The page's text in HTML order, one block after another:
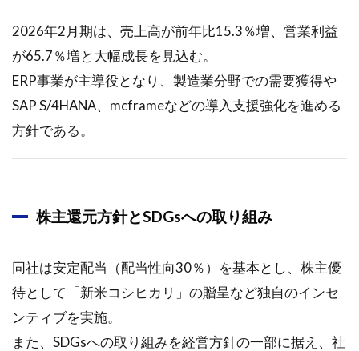
2026年2月期は、売上高が前年比15.3％増、営業利益
が65.7％増と大幅成長を見込む。
ERP事業が主導役となり、製造業分野での需要獲得や
SAP S/4HANA、mcframeなどの導入支援強化を進める
方針である。
株主還元方針とSDGsへの取り組み
同社は安定配当（配当性向30％）を基本とし、株主優
待として「新米コシヒカリ」の贈呈など独自のインセ
ンティブを実施。
また、SDGsへの取り組みを経営方針の一部に据え、社